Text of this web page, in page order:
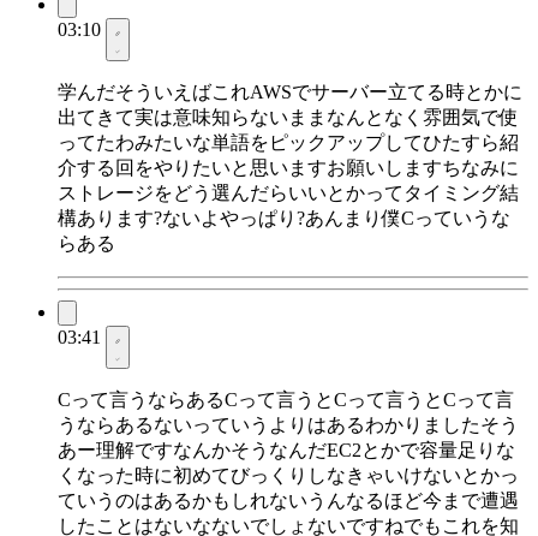
03:10
学んだそういえばこれAWSでサーバー立てる時とかに
出てきて実は意味知らないままなんとなく雰囲気で使
ってたわみたいな単語をピックアップしてひたすら紹
介する回をやりたいと思いますお願いしますちなみに
ストレージをどう選んだらいいとかってタイミング結
構あります?ないよやっぱり?あんまり僕Cっていうな
らある
03:41
Cって言うならあるCって言うとCって言うとCって言
うならあるないっていうよりはあるわかりましたそう
あー理解ですなんかそうなんだEC2とかで容量足りな
くなった時に初めてびっくりしなきゃいけないとかっ
ていうのはあるかもしれないうんなるほど今まで遭遇
したことはないなないでしょないですねでもこれを知